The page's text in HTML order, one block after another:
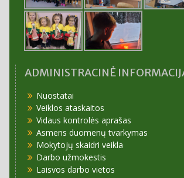
ADMINISTRACINĖ
Nuostatai
Veiklos ataskaitos
Vidaus kontrolės aprašas
Asmens duomenų tvarkymas
Mokytojų skaidri veikla
Darbo užmokestis
Laisvos darbo vietos